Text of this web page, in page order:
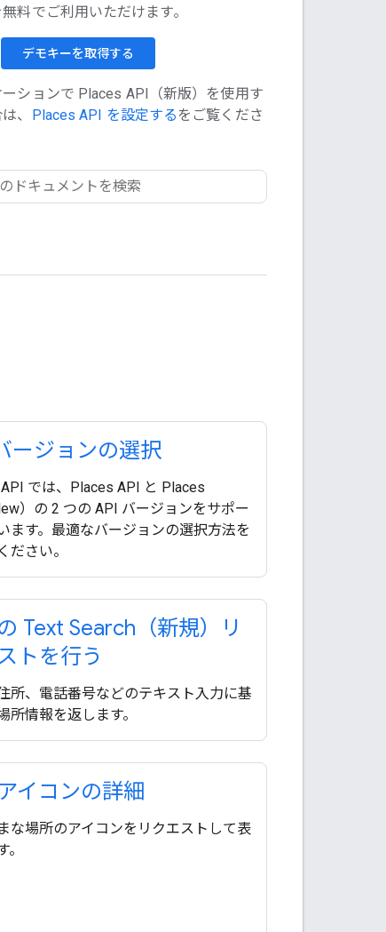
料でご利用いただけます。
デモキーを取得する
ションで Places API（新版）を使用す
、 Places API を設定する をご覧くださ
ージョンの選択
では、Places API と Places
）の 2 つの API バージョンをサポー
ます。最適なバージョンの選択方法を
ださい。
Text Search（新規）リ
トを行う
所、電話番号などのテキスト入力に基
所情報を返します。
イコンの詳細
な場所のアイコンをリクエストして表